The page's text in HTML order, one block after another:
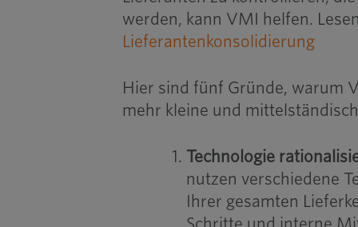
werden, kann VMI helfen.
Lieferantenkonsolidierung
Hier sind fünf Gründe, warum
mehr kleine und
Technologie
nutzen verschiedene
Ihrer gesamten